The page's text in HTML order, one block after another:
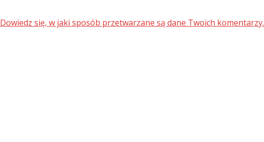
Dowiedz się, w jaki sposób przetwarzane są dane Twoich komentarzy.